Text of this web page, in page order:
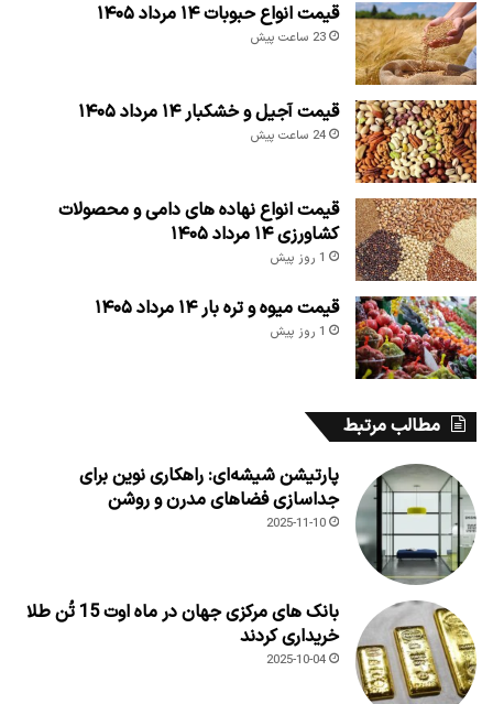
قیمت انواع حبوبات ۱۴ مرداد ۱۴۰۵
23 ساعت پیش
قیمت آجیل و خشکبار ۱۴ مرداد ۱۴۰۵
24 ساعت پیش
قیمت انواع نهاده های دامی و محصولات
کشاورزی ۱۴ مرداد ۱۴۰۵
1 روز پیش
قیمت میوه و تره بار ۱۴ مرداد ۱۴۰۵
1 روز پیش
مطالب مرتبط
پارتیشن شیشه‌ای: راهکاری نوین برای
جداسازی فضاهای مدرن و روشن
2025-11-10
بانک های مرکزی جهان در ماه اوت 15 تُن طلا
خریداری کردند
2025-10-04